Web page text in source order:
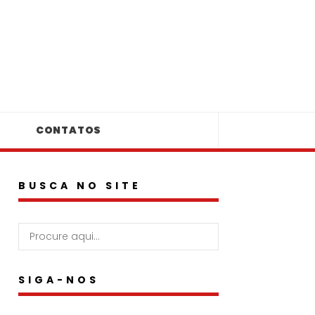
CONTATOS
BUSCA NO SITE
SIGA-NOS